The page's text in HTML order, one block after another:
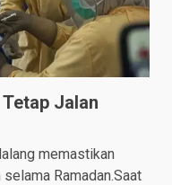
Jalan
memastikan
Ramadan.Saat